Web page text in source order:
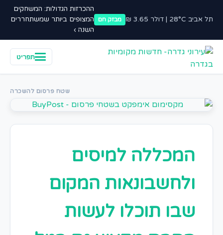
תל אביב 28°C | דולר 3.65 ₪ מבזק חם
ההכרזות הגדולות: המשחקים
המצופים ביותר שמשתחררים
השנה ›
תפריט
שטח פרסום להשכרה
המכללה למיסים
ולחשבונאות המקום
שבו תוכלו לעשות